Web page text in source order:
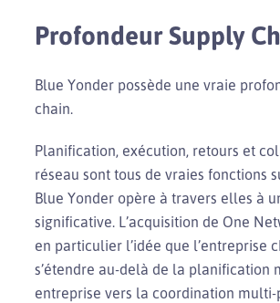
Profondeur Supply
Blue Yonder possède une vraie
chain.
Planification, exécution, retours et
réseau sont tous de vraies fonctions
Blue Yonder opère à travers elles à
significative. L’acquisition de One
en particulier l’idée que l’entreprise
s’étendre au-delà de la planification
entreprise vers la coordination multi-